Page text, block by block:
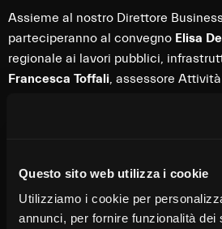
Questo sito web utilizza i cookie
Utilizziamo i cookie per
annunci, per fornire funzionalità dei
Assieme al nostro Direttore
parteciperanno al convegno Elisa
regionale ai lavori pubblici,
Francesca Toffali, assessore
responsabile della direzione
Arena, presidente Confcommercio di
Bissoli, presidente Confartigianato
Bella, presidente Apindustria